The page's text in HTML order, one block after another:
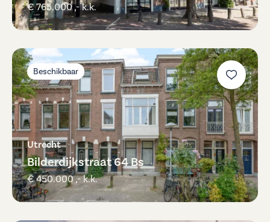
€ 765.000 ,- k.k.
Beschikbaar
Utrecht
Bilderdijkstraat 64 Bs
€ 450.000 ,- k.k.